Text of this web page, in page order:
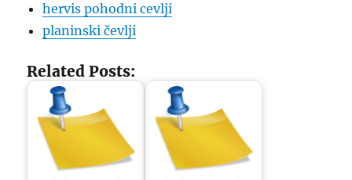
hervis pohodni cevlji
planinski čevlji
Related Posts: